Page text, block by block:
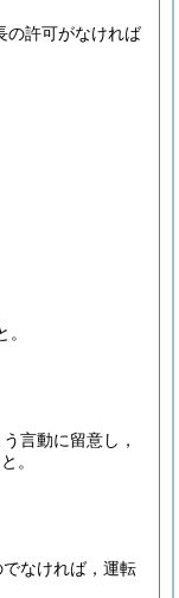
の許可がなければ
言動に留意し，
。
なければ，運転